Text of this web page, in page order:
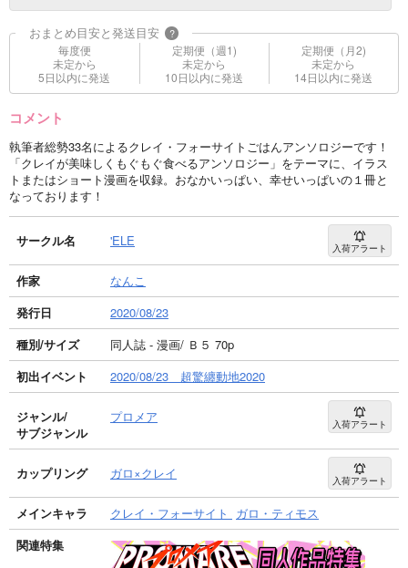
おまとめ目安と発送目安 ?
毎度便
未定から
5日以内に発送
定期便（週1)
未定から
10日以内に発送
定期便（月2)
未定から
14日以内に発送
コメント
執筆者総勢33名によるクレイ・フォーサイトごはんアンソロジーです！
「クレイが美味しくもぐもぐ食べるアンソロジー」をテーマに、イラス
トまたはショート漫画を収録。おなかいっぱい、幸せいっぱいの１冊と
なっております！
サークル名 'ELE 入荷アラート
作家
なんこ
発行日
2020/08/23
種別/サイズ
同人誌 - 漫画/ Ｂ５ 70p
初出イベント
2020/08/23 超驚纏動地2020
ジャンル/
サブジャンル
プロメア 入荷アラート
カップリング ガロ×クレイ 入荷アラート
メインキャラ クレイ・フォーサイト
ガロ・ティモス
関連特集